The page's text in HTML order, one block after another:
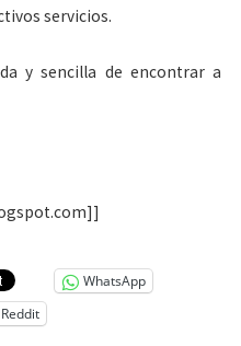
servicios.
y sencilla de encontrar a
WhatsApp
Reddit